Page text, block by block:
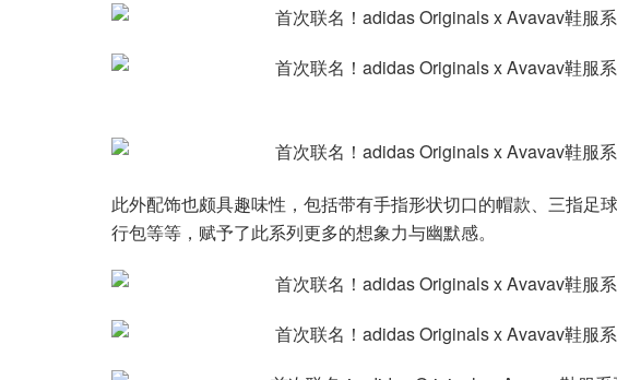
此外配饰也颇具趣味性，包括带有手指形状切口的帽款、三指足
行包等等，赋予了此系列更多的想象力与幽默感。